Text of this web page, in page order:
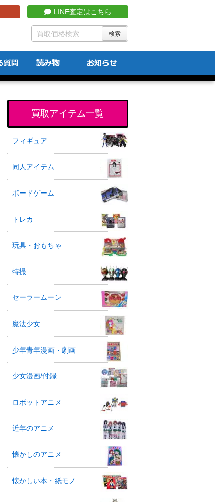
LINE査定はこちら
買取アイテム一覧
フィギュア
同人アイテム
ボードゲーム
トレカ
玩具・おもちゃ
特撮
セーラームーン
魔法少女
少年青年漫画・劇画
少女漫画/付録
ロボットアニメ
近年のアニメ
懐かしのアニメ
懐かしい本・紙モノ